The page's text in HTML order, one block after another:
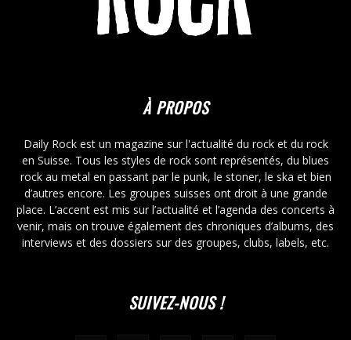
À PROPOS
Daily Rock est un magazine sur l'actualité du rock et du rock
en Suisse. Tous les styles de rock sont représentés, du blues
rock au metal en passant par le punk, le stoner, le ska et bien
d’autres encore. Les groupes suisses ont droit à une grande
place. L’accent est mis sur l’actualité et l’agenda des concerts à
venir, mais on trouve également des chroniques d’albums, des
interviews et des dossiers sur des groupes, clubs, labels, etc.
SUIVEZ-NOUS !